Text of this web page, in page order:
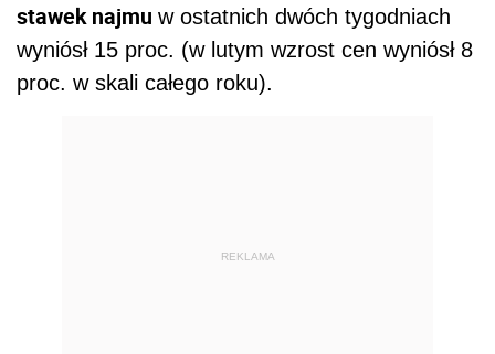
stawek najmu w ostatnich dwóch tygodniach
wyniósł 15 proc. (w lutym wzrost cen wyniósł 8
proc. w skali całego roku).
REKLAMA